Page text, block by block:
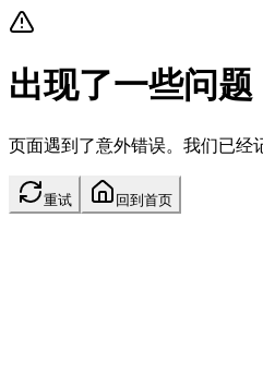
出现了一些问题
页面遇到了意外错误。我们已经
重试 回到首页